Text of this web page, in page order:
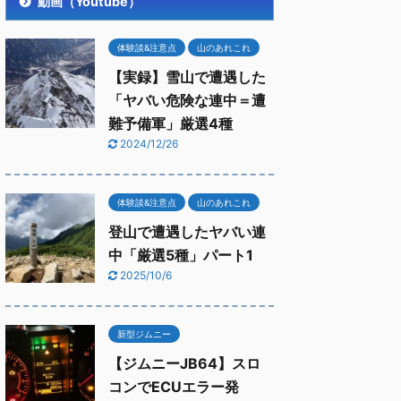
体験談&注意点 山のあれこれ
【実録】雪山で遭遇した
「ヤバい危険な連中＝遭
難予備軍」厳選4種
2024/12/26
体験談&注意点 山のあれこれ
登山で遭遇したヤバい連
中「厳選5種」パート1
2025/10/6
新型ジムニー
【ジムニーJB64】スロ
コンでECUエラー発